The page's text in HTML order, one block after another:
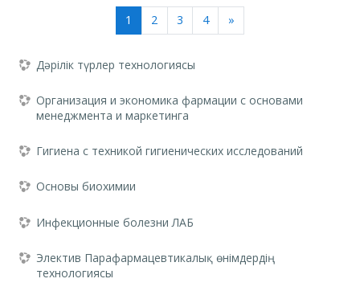
1 (текущая)
2 3 4 »Далее
Дәрілік түрлер технологиясы
Организация и экономика фармации с основами
менеджмента и маркетинга
Гигиена с техникой гигиенических исследований
Основы биохимии
Инфекционные болезни ЛАБ
Электив Парафармацевтикалық өнімдердің
технологиясы